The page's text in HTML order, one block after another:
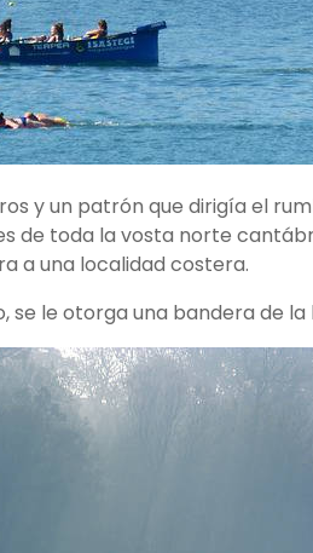
y un patrón que dirigía el
toda la vosta norte
a una localidad costera.
se le otorga una bandera de la